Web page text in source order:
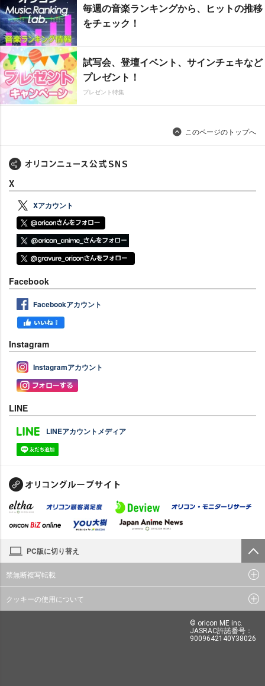
毎週の音楽ランキングから、ヒットの推移
をチェック！
試写会、登壇イベント、サインチェキなど
プレゼント！
プレゼント特集
このページのトップへ
X
Xアカウント
Facebook
Facebookアカウント
Instagram
Instagramアカウント
LINE
LINEアカウントメディア
PC版に切り替え
禁無断複写転載
クッキーの使用について
© oricon ME inc.
JASRAC許諾番号：
9009642140Y38026